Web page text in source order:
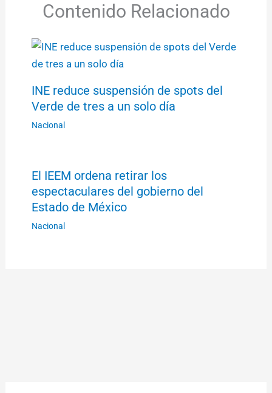
Contenido Relacionado
INE reduce suspensión de spots del
Verde de tres a un solo día
Nacional
El IEEM ordena retirar los
espectaculares del gobierno del
Estado de México
Nacional